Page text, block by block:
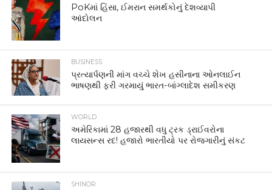
PoKમાં હિંસા, ઈમરાન સમર્થકોનું દેશવ્યાપી
આંદોલન
BUSINESS
પ્રત્યાર્પણની માંગ વચ્ચે શેખ હસીનાના ઓનલાઈન
ભાષણથી ફરી ગરમાયું ભારત-બાંગ્લાદેશ સમીકરણ
WORLD
અમેરિકામાં 28 હજારથી વધુ ટ્રક ડ્રાઈવરોના
લાયસન્સ રદ! હજારો ભારતીયો પર રોજગારીનું સંકટ
SHINOR